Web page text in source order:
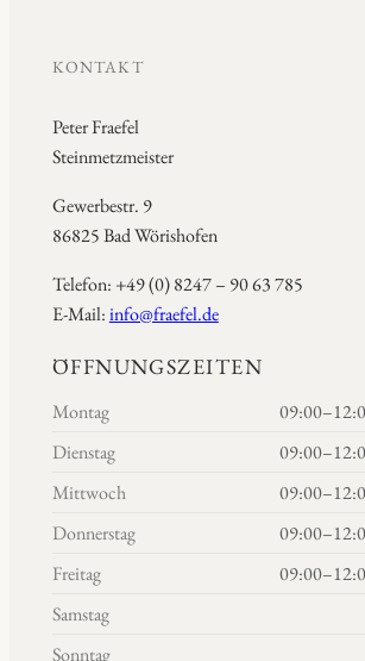
KONTAKT
Peter Fraefel
Steinmetzmeister
Gewerbestr. 9
86825 Bad Wörishofen
Telefon: +49 (0) 8247 – 90 63 785
E-Mail:info@fraefel.de
ÖFFNUNGSZEITEN
Montag
Dienstag
Mittwoch
Donnerstag
Freitag
Samstag
Sonntag